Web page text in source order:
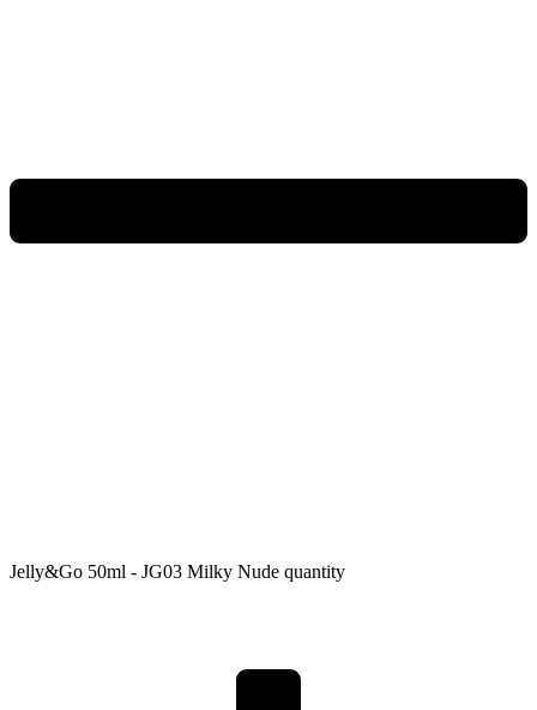
Jelly&Go 50ml - JG03 Milky Nude quantity